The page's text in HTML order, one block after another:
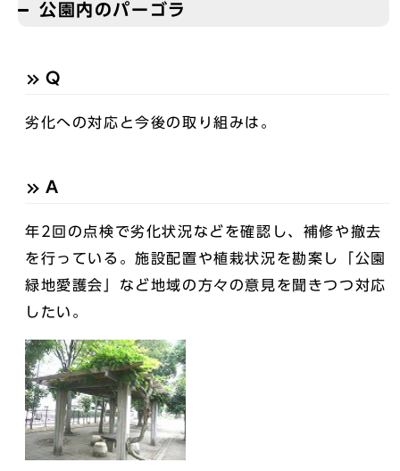
公園内のパーゴラ
Q
劣化への対応と今後の取り組みは。
A
年2回の点検で劣化状況などを確認し、補修や撤去
を行っている。施設配置や植栽状況を勘案し「公園
緑地愛護会」など地域の方々の意見を聞きつつ対応
したい。